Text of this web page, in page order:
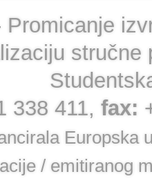
Promicanje
stručne
338 411, fax:
Europska
/ emitiranog